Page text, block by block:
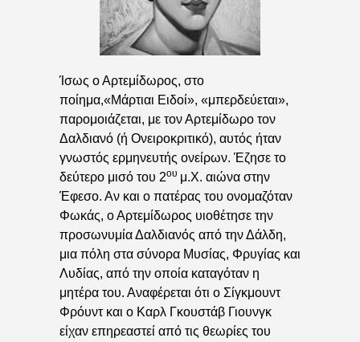
Ίσως ο Αρτεμίδωρος, στο
ποίημα,«Μάρτιαι Ειδοί», «μπερδεύεται»,
παρομοιάζεται, με τον Αρτεμίδωρο τον
Δαλδιανό (ή Ονειροκριτικό), αυτός ήταν
γνωστός ερμηνευτής ονείρων. Έζησε το
δεύτερο μισό του 2ου μ.Χ. αιώνα στην
Έφεσο. Αν και ο πατέρας του ονομαζόταν
Φωκάς, ο Αρτεμίδωρος υιοθέτησε την
προσωνυμία Δαλδιανός από την Δάλδη,
μια πόλη στα σύνορα Μυσίας, Φρυγίας και
Λυδίας, από την οποία καταγόταν η
μητέρα του. Αναφέρεται ότι ο Σίγκμουντ
Φρόυντ και ο Καρλ Γκουστάβ Γιουνγκ
είχαν επηρεαστεί από τις θεωρίες του